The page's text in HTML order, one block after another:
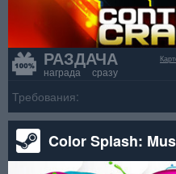
РАЗДАЧА
награда сразу
Требования:
Color Splash: